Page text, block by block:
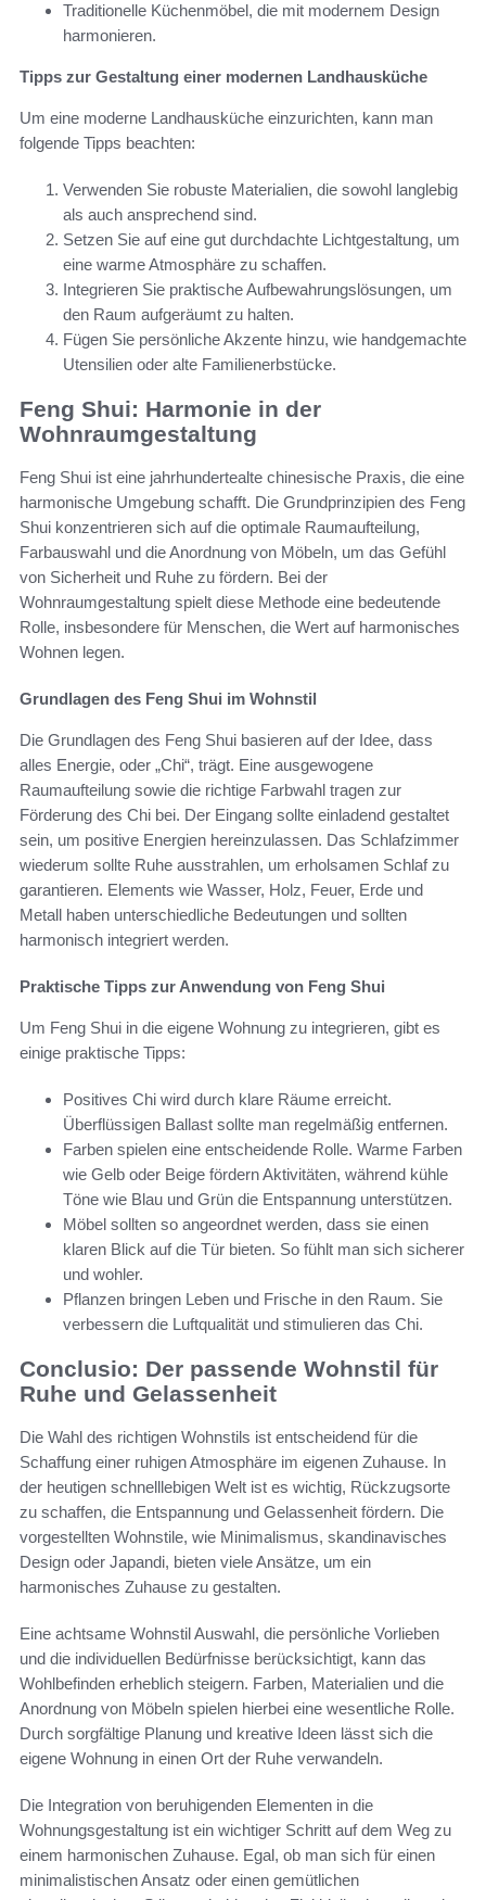
Traditionelle Küchenmöbel, die mit modernem Design
harmonieren.
Tipps zur Gestaltung einer modernen Landhausküche
Um eine moderne Landhausküche einzurichten, kann man
folgende Tipps beachten:
Verwenden Sie robuste Materialien, die sowohl langlebig
als auch ansprechend sind.
Setzen Sie auf eine gut durchdachte Lichtgestaltung, um
eine warme Atmosphäre zu schaffen.
Integrieren Sie praktische Aufbewahrungslösungen, um
den Raum aufgeräumt zu halten.
Fügen Sie persönliche Akzente hinzu, wie handgemachte
Utensilien oder alte Familienerbstücke.
Feng Shui: Harmonie in der
Wohnraumgestaltung
Feng Shui ist eine jahrhundertealte chinesische Praxis, die eine
harmonische Umgebung schafft. Die Grundprinzipien des Feng
Shui konzentrieren sich auf die optimale Raumaufteilung,
Farbauswahl und die Anordnung von Möbeln, um das Gefühl
von Sicherheit und Ruhe zu fördern. Bei der
Wohnraumgestaltung spielt diese Methode eine bedeutende
Rolle, insbesondere für Menschen, die Wert auf harmonisches
Wohnen legen.
Grundlagen des Feng Shui im Wohnstil
Die Grundlagen des Feng Shui basieren auf der Idee, dass
alles Energie, oder „Chi“, trägt. Eine ausgewogene
Raumaufteilung sowie die richtige Farbwahl tragen zur
Förderung des Chi bei. Der Eingang sollte einladend gestaltet
sein, um positive Energien hereinzulassen. Das Schlafzimmer
wiederum sollte Ruhe ausstrahlen, um erholsamen Schlaf zu
garantieren. Elements wie Wasser, Holz, Feuer, Erde und
Metall haben unterschiedliche Bedeutungen und sollten
harmonisch integriert werden.
Praktische Tipps zur Anwendung von Feng Shui
Um Feng Shui in die eigene Wohnung zu integrieren, gibt es
einige praktische Tipps:
Positives Chi wird durch klare Räume erreicht.
Überflüssigen Ballast sollte man regelmäßig entfernen.
Farben spielen eine entscheidende Rolle. Warme Farben
wie Gelb oder Beige fördern Aktivitäten, während kühle
Töne wie Blau und Grün die Entspannung unterstützen.
Möbel sollten so angeordnet werden, dass sie einen
klaren Blick auf die Tür bieten. So fühlt man sich sicherer
und wohler.
Pflanzen bringen Leben und Frische in den Raum. Sie
verbessern die Luftqualität und stimulieren das Chi.
Conclusio: Der passende Wohnstil für
Ruhe und Gelassenheit
Die Wahl des richtigen Wohnstils ist entscheidend für die
Schaffung einer ruhigen Atmosphäre im eigenen Zuhause. In
der heutigen schnelllebigen Welt ist es wichtig, Rückzugsorte
zu schaffen, die Entspannung und Gelassenheit fördern. Die
vorgestellten Wohnstile, wie Minimalismus, skandinavisches
Design oder Japandi, bieten viele Ansätze, um ein
harmonisches Zuhause zu gestalten.
Eine achtsame Wohnstil Auswahl, die persönliche Vorlieben
und die individuellen Bedürfnisse berücksichtigt, kann das
Wohlbefinden erheblich steigern. Farben, Materialien und die
Anordnung von Möbeln spielen hierbei eine wesentliche Rolle.
Durch sorgfältige Planung und kreative Ideen lässt sich die
eigene Wohnung in einen Ort der Ruhe verwandeln.
Die Integration von beruhigenden Elementen in die
Wohnungsgestaltung ist ein wichtiger Schritt auf dem Weg zu
einem harmonischen Zuhause. Egal, ob man sich für einen
minimalistischen Ansatz oder einen gemütlichen